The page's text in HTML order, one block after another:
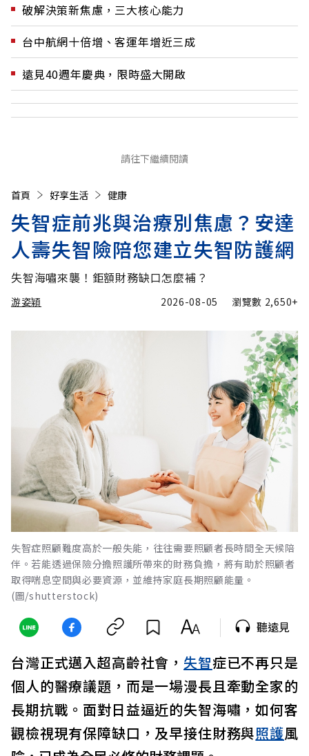
破解決策新焦慮，三大核心能力
台中航網十倍增、客運年增近三成
遠見40週年慶典，限時盛大開啟
請往下繼續閱讀
首頁 好享生活 健康
失智症前兆與治療別焦慮？安達
人壽失智險陪您建立失智防護網
失智海嘯來襲！鉅額財務缺口怎麼補？
游姿穎 2026-08-05 瀏覽數 2,650+
失智症照顧難度高於一般失能，往往需要照顧者長時間全天候陪
伴。若能透過保險分擔照護所帶來的財務負擔，將有助於照顧者
取得喘息空間與必要資源，並維持家庭長期照顧能量。
(圖/shutterstock)
聽遠見
台灣正式邁入超高齡社會， 失智症已不再只是
個人的醫療議題，而是一場漫長且牽動全家的
長期抗戰。面對日益逼近的失智海嘯，如何客
觀檢視現有保障缺口，及早接住財務與照護風